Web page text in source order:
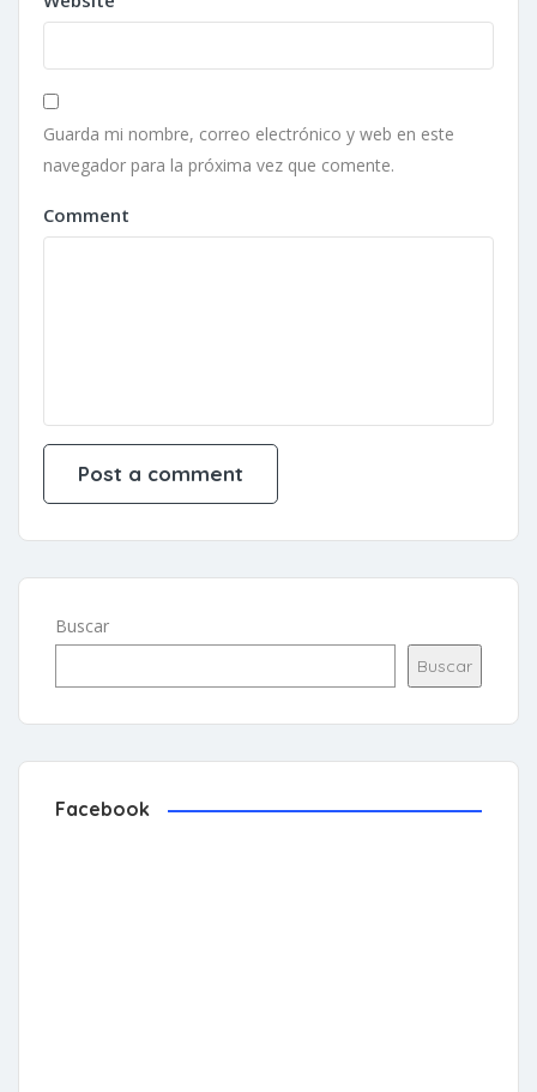
Guarda mi nombre, correo electrónico y web en este
navegador para la próxima vez que comente.
Comment
Buscar
Buscar
Facebook